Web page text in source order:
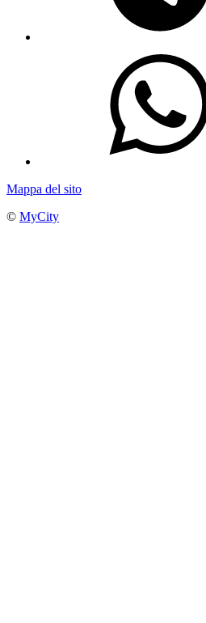
Mappa del sito
© MyCity